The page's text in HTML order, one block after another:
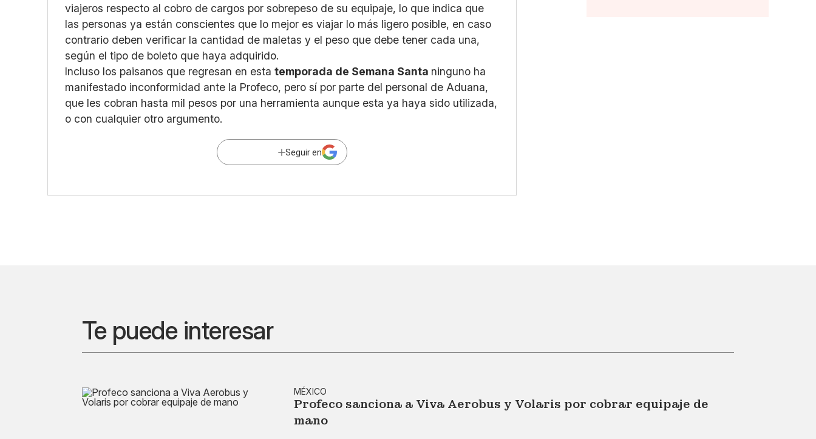
viajeros respecto al cobro de cargos por sobrepeso de su equipaje, lo que indica que
las personas ya están conscientes que lo mejor es viajar lo más ligero posible, en caso
contrario deben verificar la cantidad de maletas y el peso que debe tener cada una,
según el tipo de boleto que haya adquirido.
Incluso los paisanos que regresan en estatemporada de Semana Santa ninguno ha
manifestado inconformidad ante la Profeco, pero sí por parte del personal de Aduana,
que les cobran hasta mil pesos por una herramienta aunque esta ya haya sido utilizada,
o con cualquier otro argumento.
Seguir en
Te puede interesar
MÉXICO
Profeco sanciona a Viva Aerobus y Volaris por cobrar equipaje de
mano